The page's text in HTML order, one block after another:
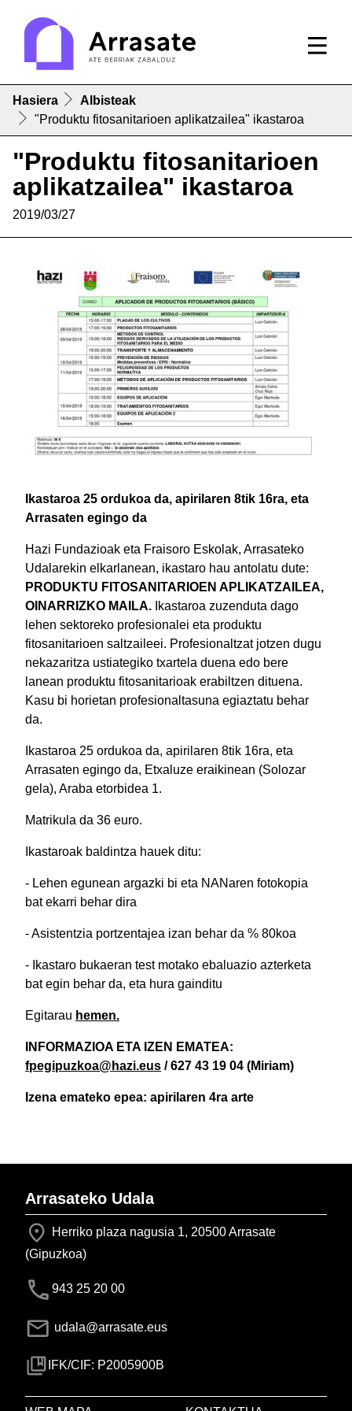
Hasiera
Albisteak
"Produktu fitosanitarioen aplikatzailea" ikastaroa
"Produktu fitosanitarioen
aplikatzailea" ikastaroa
2019/03/27
Ikastaroa 25 ordukoa da, apirilaren 8tik 16ra, eta
Arrasaten egingo da
Hazi Fundazioak eta Fraisoro Eskolak, Arrasateko
Udalarekin elkarlanean, ikastaro hau antolatu dute:
PRODUKTU FITOSANITARIOEN APLIKATZAILEA,
OINARRIZKO MAILA. Ikastaroa zuzenduta dago
lehen sektoreko profesionalei eta produktu
fitosanitarioen saltzaileei. Profesionaltzat jotzen dugu
nekazaritza ustiategiko txartela duena edo bere
lanean produktu fitosanitarioak erabiltzen dituena.
Kasu bi horietan profesionaltasuna egiaztatu behar
da.
Ikastaroa 25 ordukoa da, apirilaren 8tik 16ra, eta
Arrasaten egingo da, Etxaluze eraikinean (Solozar
gela), Araba etorbidea 1.
Matrikula da 36 euro.
Ikastaroak baldintza hauek ditu:
- Lehen egunean argazki bi eta NANaren fotokopia
bat ekarri behar dira
- Asistentzia portzentajea izan behar da % 80koa
- Ikastaro bukaeran test motako ebaluazio azterketa
bat egin behar da, eta hura gainditu
Egitarau hemen.
NFORMAZIOA ETA IZEN EMATEA:
fpegipuzkoa@hazi.eus / 627 43 19 04 (Miriam)
Izena emateko epea: apirilaren 4ra arte
Arrasateko Udala
Herriko plaza nagusia 1, 20500 Arrasate
(Gipuzkoa)
943 25 20 00
udala@arrasate.eus
IFK/CIF: P2005900B